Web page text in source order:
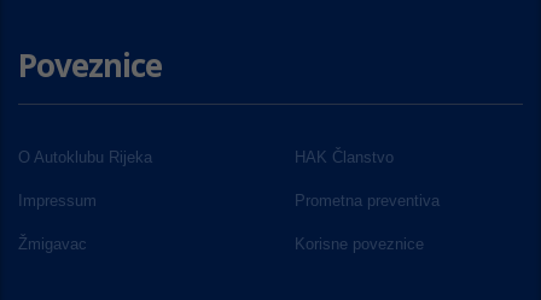
Poveznice
O Autoklubu Rijeka HAK Članstvo
Impressum Prometna preventiva
Žmigavac Korisne poveznice